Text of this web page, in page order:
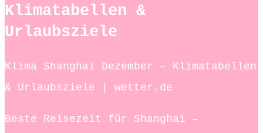
Klimatabellen &
Urlaubsziele
Klima Shanghai Dezember – Klimatabellen
& Urlaubsziele | wetter.de
Beste Reisezeit für Shanghai –